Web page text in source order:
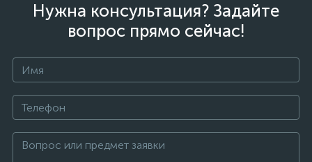
Нужна консультация? Задайте
вопрос прямо сейчас!